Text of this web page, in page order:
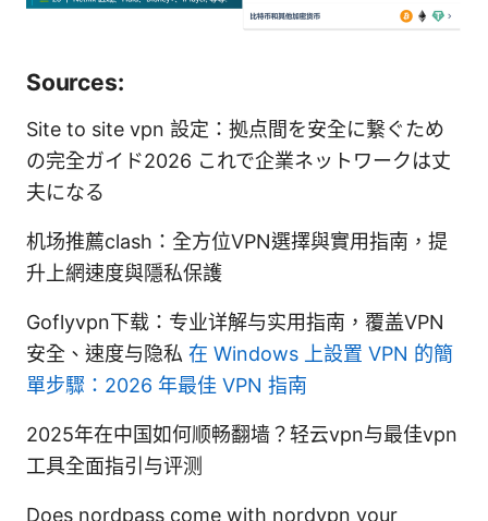
Sources:
Site to site vpn 設定：拠点間を安全に繋ぐため
の完全ガイド2026 これで企業ネットワークは丈
夫になる
机场推薦clash：全方位VPN選擇與實用指南，提
升上網速度與隱私保護
Goflyvpn下载：专业详解与实用指南，覆盖VPN
安全、速度与隐私 在 Windows 上設置 VPN 的簡
單步驟：2026 年最佳 VPN 指南
2025年在中国如何顺畅翻墙？轻云vpn与最佳vpn
工具全面指引与评测
Does nordpass come with nordvpn your